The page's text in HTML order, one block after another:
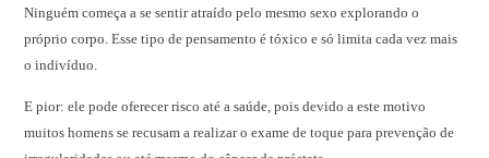
Ninguém começa a se sentir atraído pelo mesmo sexo explorando o
próprio corpo. Esse tipo de pensamento é tóxico e só limita cada vez mais
o indivíduo.
E pior: ele pode oferecer risco até a saúde, pois devido a este motivo
muitos homens se recusam a realizar o exame de toque para prevenção de